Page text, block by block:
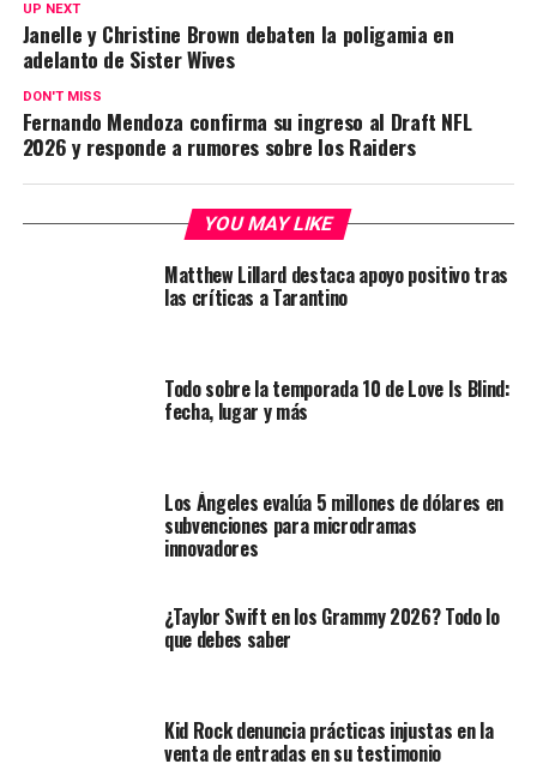
UP NEXT
Janelle y Christine Brown debaten la poligamia en
adelanto de Sister Wives
DON'T MISS
Fernando Mendoza confirma su ingreso al Draft NFL
2026 y responde a rumores sobre los Raiders
YOU MAY LIKE
Matthew Lillard destaca apoyo positivo tras
las críticas a Tarantino
Todo sobre la temporada 10 de Love Is Blind:
fecha, lugar y más
Los Ángeles evalúa 5 millones de dólares en
subvenciones para microdramas
innovadores
¿Taylor Swift en los Grammy 2026? Todo lo
que debes saber
Kid Rock denuncia prácticas injustas en la
venta de entradas en su testimonio